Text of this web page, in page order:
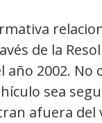
de la
2002. No
sea
afuera del